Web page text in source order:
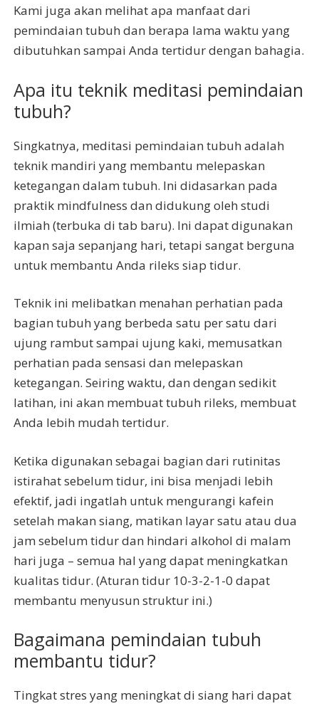
Kami juga akan melihat apa manfaat dari
pemindaian tubuh dan berapa lama waktu yang
dibutuhkan sampai Anda tertidur dengan bahagia.
Apa itu teknik meditasi pemindaian
tubuh?
Singkatnya, meditasi pemindaian tubuh adalah
teknik mandiri yang membantu melepaskan
ketegangan dalam tubuh. Ini didasarkan pada
praktik mindfulness dan didukung oleh studi
ilmiah (terbuka di tab baru). Ini dapat digunakan
kapan saja sepanjang hari, tetapi sangat berguna
untuk membantu Anda rileks siap tidur.
Teknik ini melibatkan menahan perhatian pada
bagian tubuh yang berbeda satu per satu dari
ujung rambut sampai ujung kaki, memusatkan
perhatian pada sensasi dan melepaskan
ketegangan. Seiring waktu, dan dengan sedikit
latihan, ini akan membuat tubuh rileks, membuat
Anda lebih mudah tertidur.
Ketika digunakan sebagai bagian dari rutinitas
istirahat sebelum tidur, ini bisa menjadi lebih
efektif, jadi ingatlah untuk mengurangi kafein
setelah makan siang, matikan layar satu atau dua
jam sebelum tidur dan hindari alkohol di malam
hari juga – semua hal yang dapat meningkatkan
kualitas tidur. (Aturan tidur 10-3-2-1-0 dapat
membantu menyusun struktur ini.)
Bagaimana pemindaian tubuh
membantu tidur?
Tingkat stres yang meningkat di siang hari dapat